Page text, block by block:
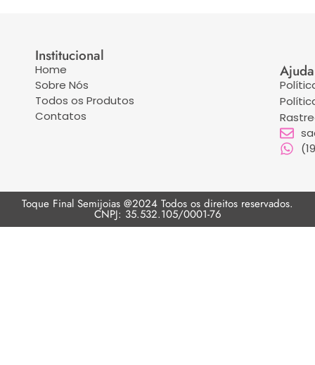
Institucional
Home
Sobre Nós
Todos os Produtos
Contatos
Ajuda
Toque Final Semijoias @2024 Todos os direitos reservados.
CNPJ: 35.532.105/0001-76